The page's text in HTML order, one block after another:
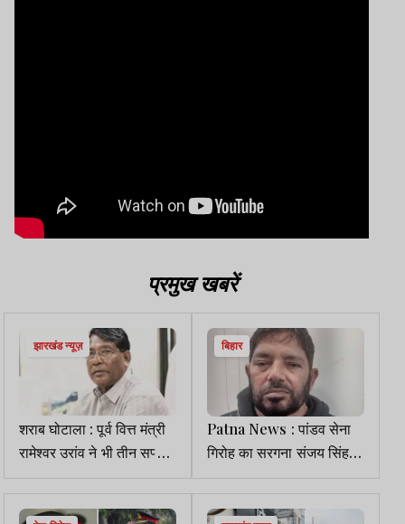
प्रमुख खबरें
झारखंड न्यूज़
शराब घोटाला : पूर्व वित्त मंत्री
रामेश्वर उरांव ने भी तीन सप्ताह
का समय मांगा
बिहार
Patna News : पांडव सेना
गिरोह का सरगना संजय सिंह
गिरफ्तार